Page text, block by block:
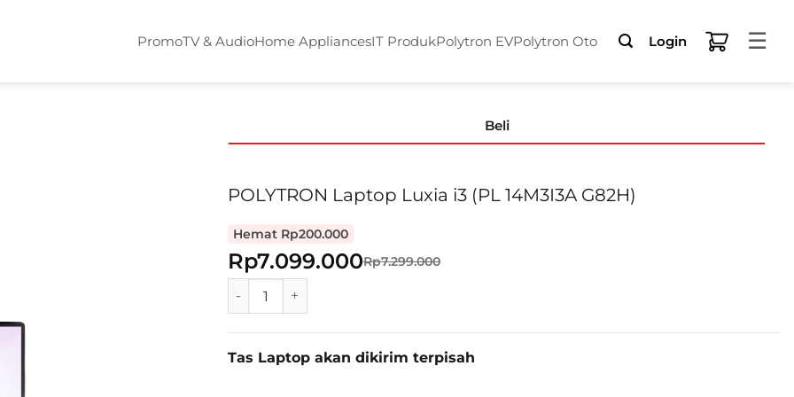
PromoTV & AudioHome AppliancesIT ProdukPolytron EVPolytron Oto Login ☰
Beli
POLYTRON Laptop Luxia i3 (PL 14M3I3A G82H)
Hemat Rp200.000
Rp7.099.000Rp7.299.000
Tas Laptop akan dikirim terpisah